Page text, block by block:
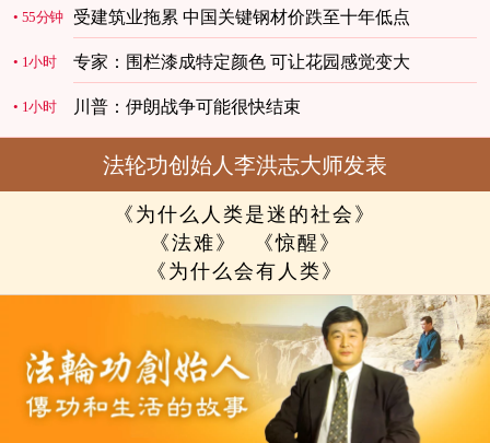
55分钟 受建筑业拖累 中国关键钢材价跌至十年低点
1小时 专家：围栏漆成特定颜色 可让花园感觉变大
1小时 川普：伊朗战争可能很快结束
法轮功创始人李洪志大师发表
《为什么人类是迷的社会》
《法难》
《惊醒》
《为什么会有人类》